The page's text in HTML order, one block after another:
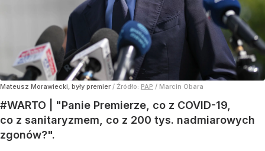
Mateusz Morawiecki, były premier / Źródło: PAP / Marcin Obara
#WARTO | "Panie Premierze, co z COVID-19,
co z sanitaryzmem, co z 200 tys. nadmiarowych
zgonów?".